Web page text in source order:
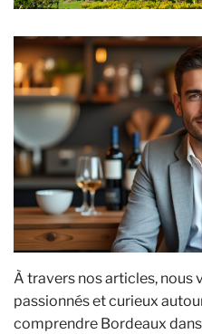
À travers nos articles, nous
passionnés et curieux
comprendre Bordeaux